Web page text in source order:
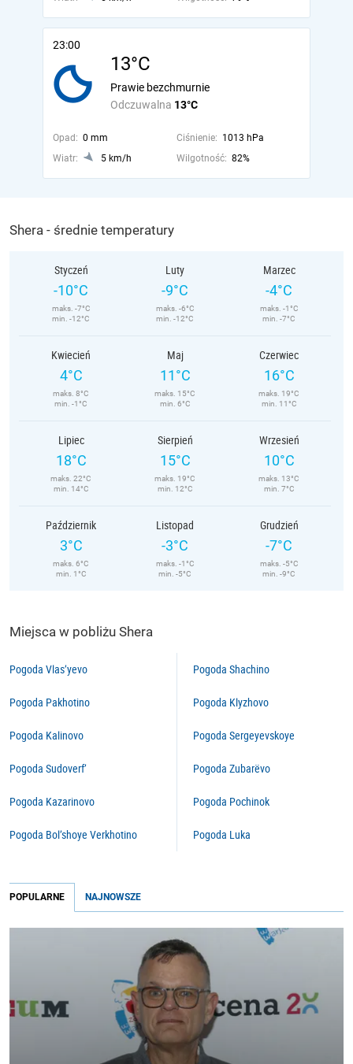
23:00
13°C
Odczuwalna 13°C
Prawie bezchmurnie
Opad: 0 mm Ciśnienie: 1013 hPa
Wiatr:
5 km/h Wilgotność: 82%
Shera - średnie temperatury
Styczeń
-10°C
maks. -7°C
min. -12°C
Luty
-9°C
maks. -6°C
min. -12°C
Marzec
-4°C
maks. -1°C
min. -7°C
Kwiecień
4°C
maks. 8°C
min. -1°C
Maj
11°C
maks. 15°C
min. 6°C
Czerwiec
16°C
maks. 19°C
min. 11°C
Lipiec
18°C
maks. 22°C
min. 14°C
Sierpień
15°C
maks. 19°C
min. 12°C
Wrzesień
10°C
maks. 13°C
min. 7°C
Październik
3°C
maks. 6°C
min. 1°C
Listopad
-3°C
maks. -1°C
min. -5°C
Grudzień
-7°C
maks. -5°C
min. -9°C
Miejsca w pobliżu Shera
Pogoda Vlas’yevo
Pogoda Pakhotino
Pogoda Kalinovo
Pogoda Sudoverf’
Pogoda Kazarinovo
Pogoda Bol’shoye Verkhotino
Pogoda Shachino
Pogoda Klyzhovo
Pogoda Sergeyevskoye
Pogoda Zubarëvo
Pogoda Pochinok
Pogoda Luka
POPULARNE NAJNOWSZE